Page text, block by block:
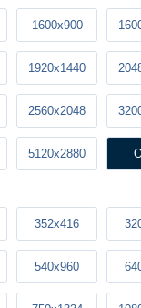
1600x900
1920x1440
2560x2048
5120x2880
352x416
540x960